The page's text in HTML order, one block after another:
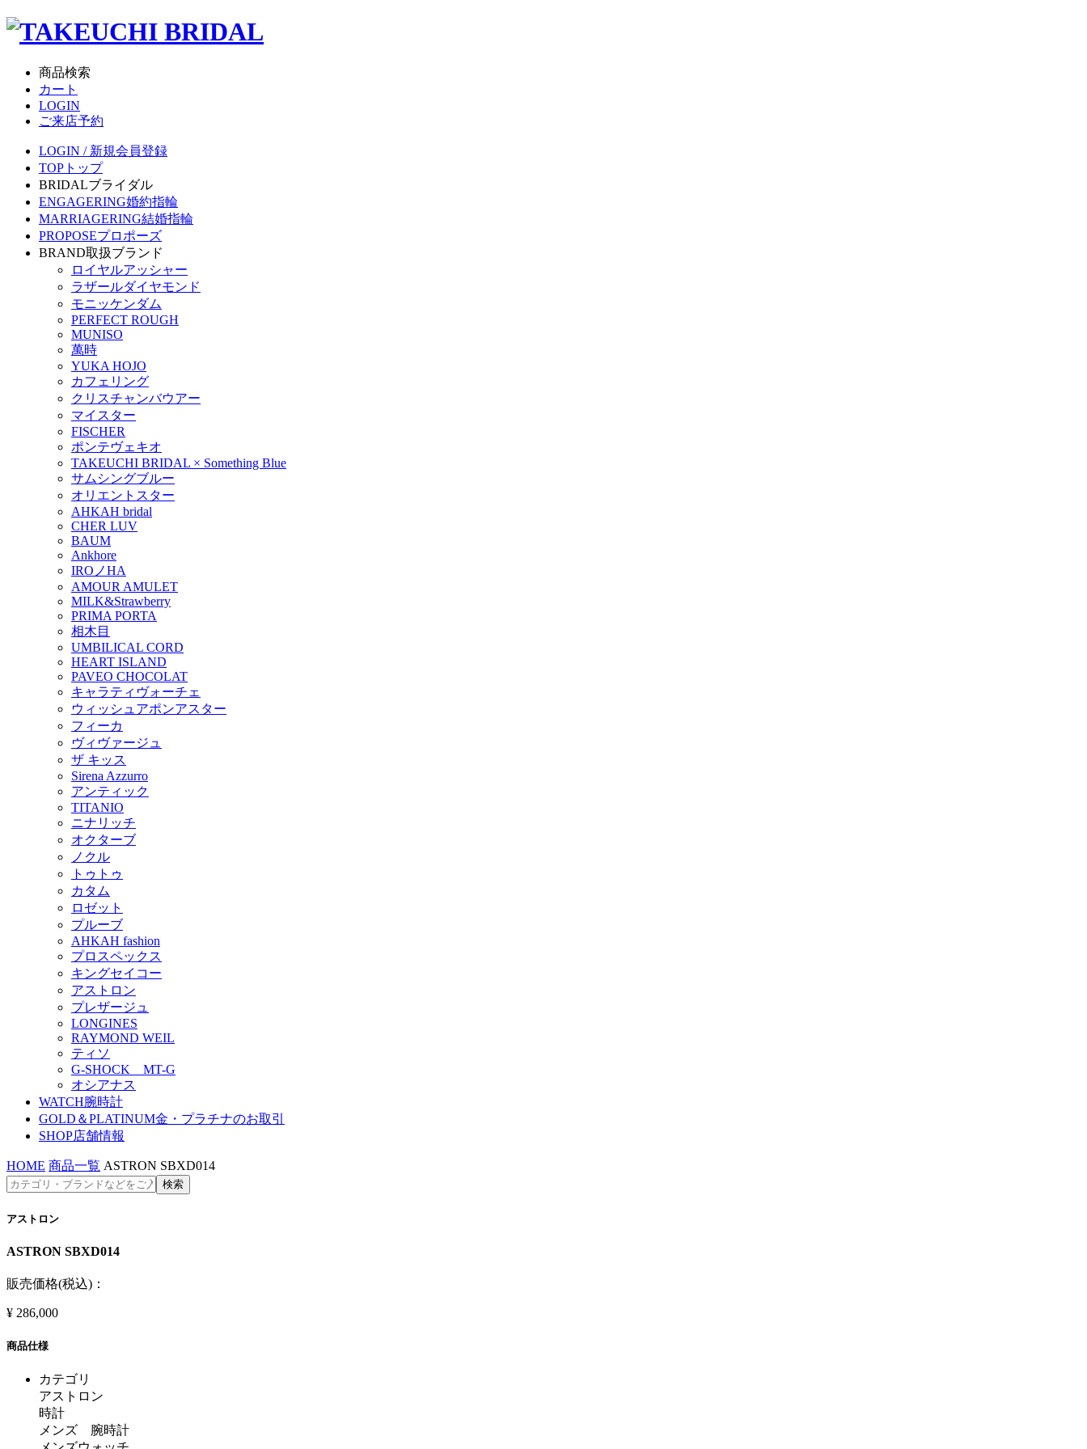
商品検索
カート
LOGIN
ご来店予約
LOGIN / 新規会員登録
TOP トップ
BRIDALブライダル
ENGAGERING婚約指輪
MARRIAGERING結婚指輪
PROPOSEプロポーズ
BRAND取扱ブランド
ロイヤルアッシャー
ラザールダイヤモンド
モニッケンダム
PERFECT ROUGH
MUNISO
萬時
YUKA HOJO
カフェリング
クリスチャンバウアー
マイスター
FISCHER
ポンテヴェキオ
TAKEUCHI BRIDAL × Something Blue
サムシングブルー
オリエントスター
AHKAH bridal
CHER LUV
BAUM
Ankhore
IROノHA
AMOUR AMULET
MILK&Strawberry
PRIMA PORTA
相木目
UMBILICAL CORD
HEART ISLAND
PAVEO CHOCOLAT
キャラティヴォーチェ
ウィッシュアポンアスター
フィーカ
ヴィヴァージュ
ザ キッス
Sirena Azzurro
アンティック
TITANIO
ニナリッチ
オクターブ
ノクル
トゥトゥ
カタム
ロゼット
プルーブ
AHKAH fashion
プロスペックス
キングセイコー
アストロン
プレザージュ
LONGINES
RAYMOND WEIL
ティソ
G-SHOCK MT-G
オシアナス
WATCH腕時計
GOLD＆PLATINUM金・プラチナのお取引
SHOP店舗情報
HOME 商品一覧 ASTRON SBXD014
アストロン
ASTRON SBXD014
販売価格(税込)：
¥ 286,000
商品仕様
カテゴリ
アストロン
時計
メンズ 腕時計